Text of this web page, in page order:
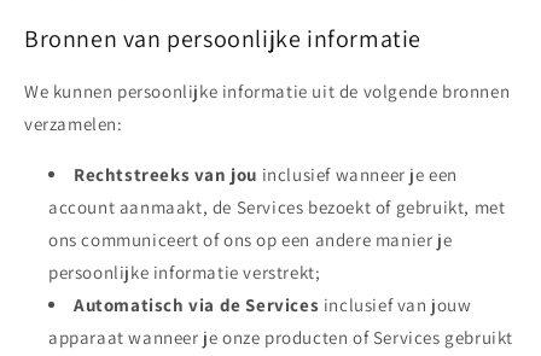
Bronnen van persoonlijke informatie
We kunnen persoonlijke informatie uit de volgende bronnen
verzamelen:
Rechtstreeks van jou inclusief wanneer je een
account aanmaakt, de Services bezoekt of gebruikt, met
ons communiceert of ons op een andere manier je
persoonlijke informatie verstrekt;
Automatisch via de Services inclusief van jouw
apparaat wanneer je onze producten of Services gebruikt